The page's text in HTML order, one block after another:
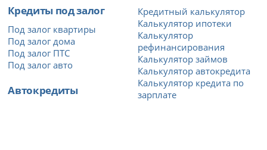
Кредиты под залог
Под залог квартиры
Под залог дома
Под залог ПТС
Под залог авто
Автокредиты
Кредитный калькулятор
Калькулятор ипотеки
Калькулятор
рефинансирования
Калькулятор займов
Калькулятор автокредита
Калькулятор кредита по
зарплате